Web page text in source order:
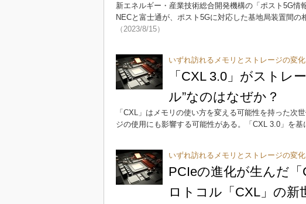
新エネルギー・産業技術総合開発機構の「ポスト5G情
NECと富士通が、ポスト5Gに対応した基地局装置間の
（2023/8/15）
いずれ訪れるメモリとストレージの変化
「CXL 3.0」がストレ
ル”なのはなぜか？
「CXL」はメモリの使い方を変える可能性を持った次
ジの使用にも影響する可能性がある。「CXL 3.0」を基
いずれ訪れるメモリとストレージの変化
PCIeの進化が生んだ
ロトコル「CXL」の新